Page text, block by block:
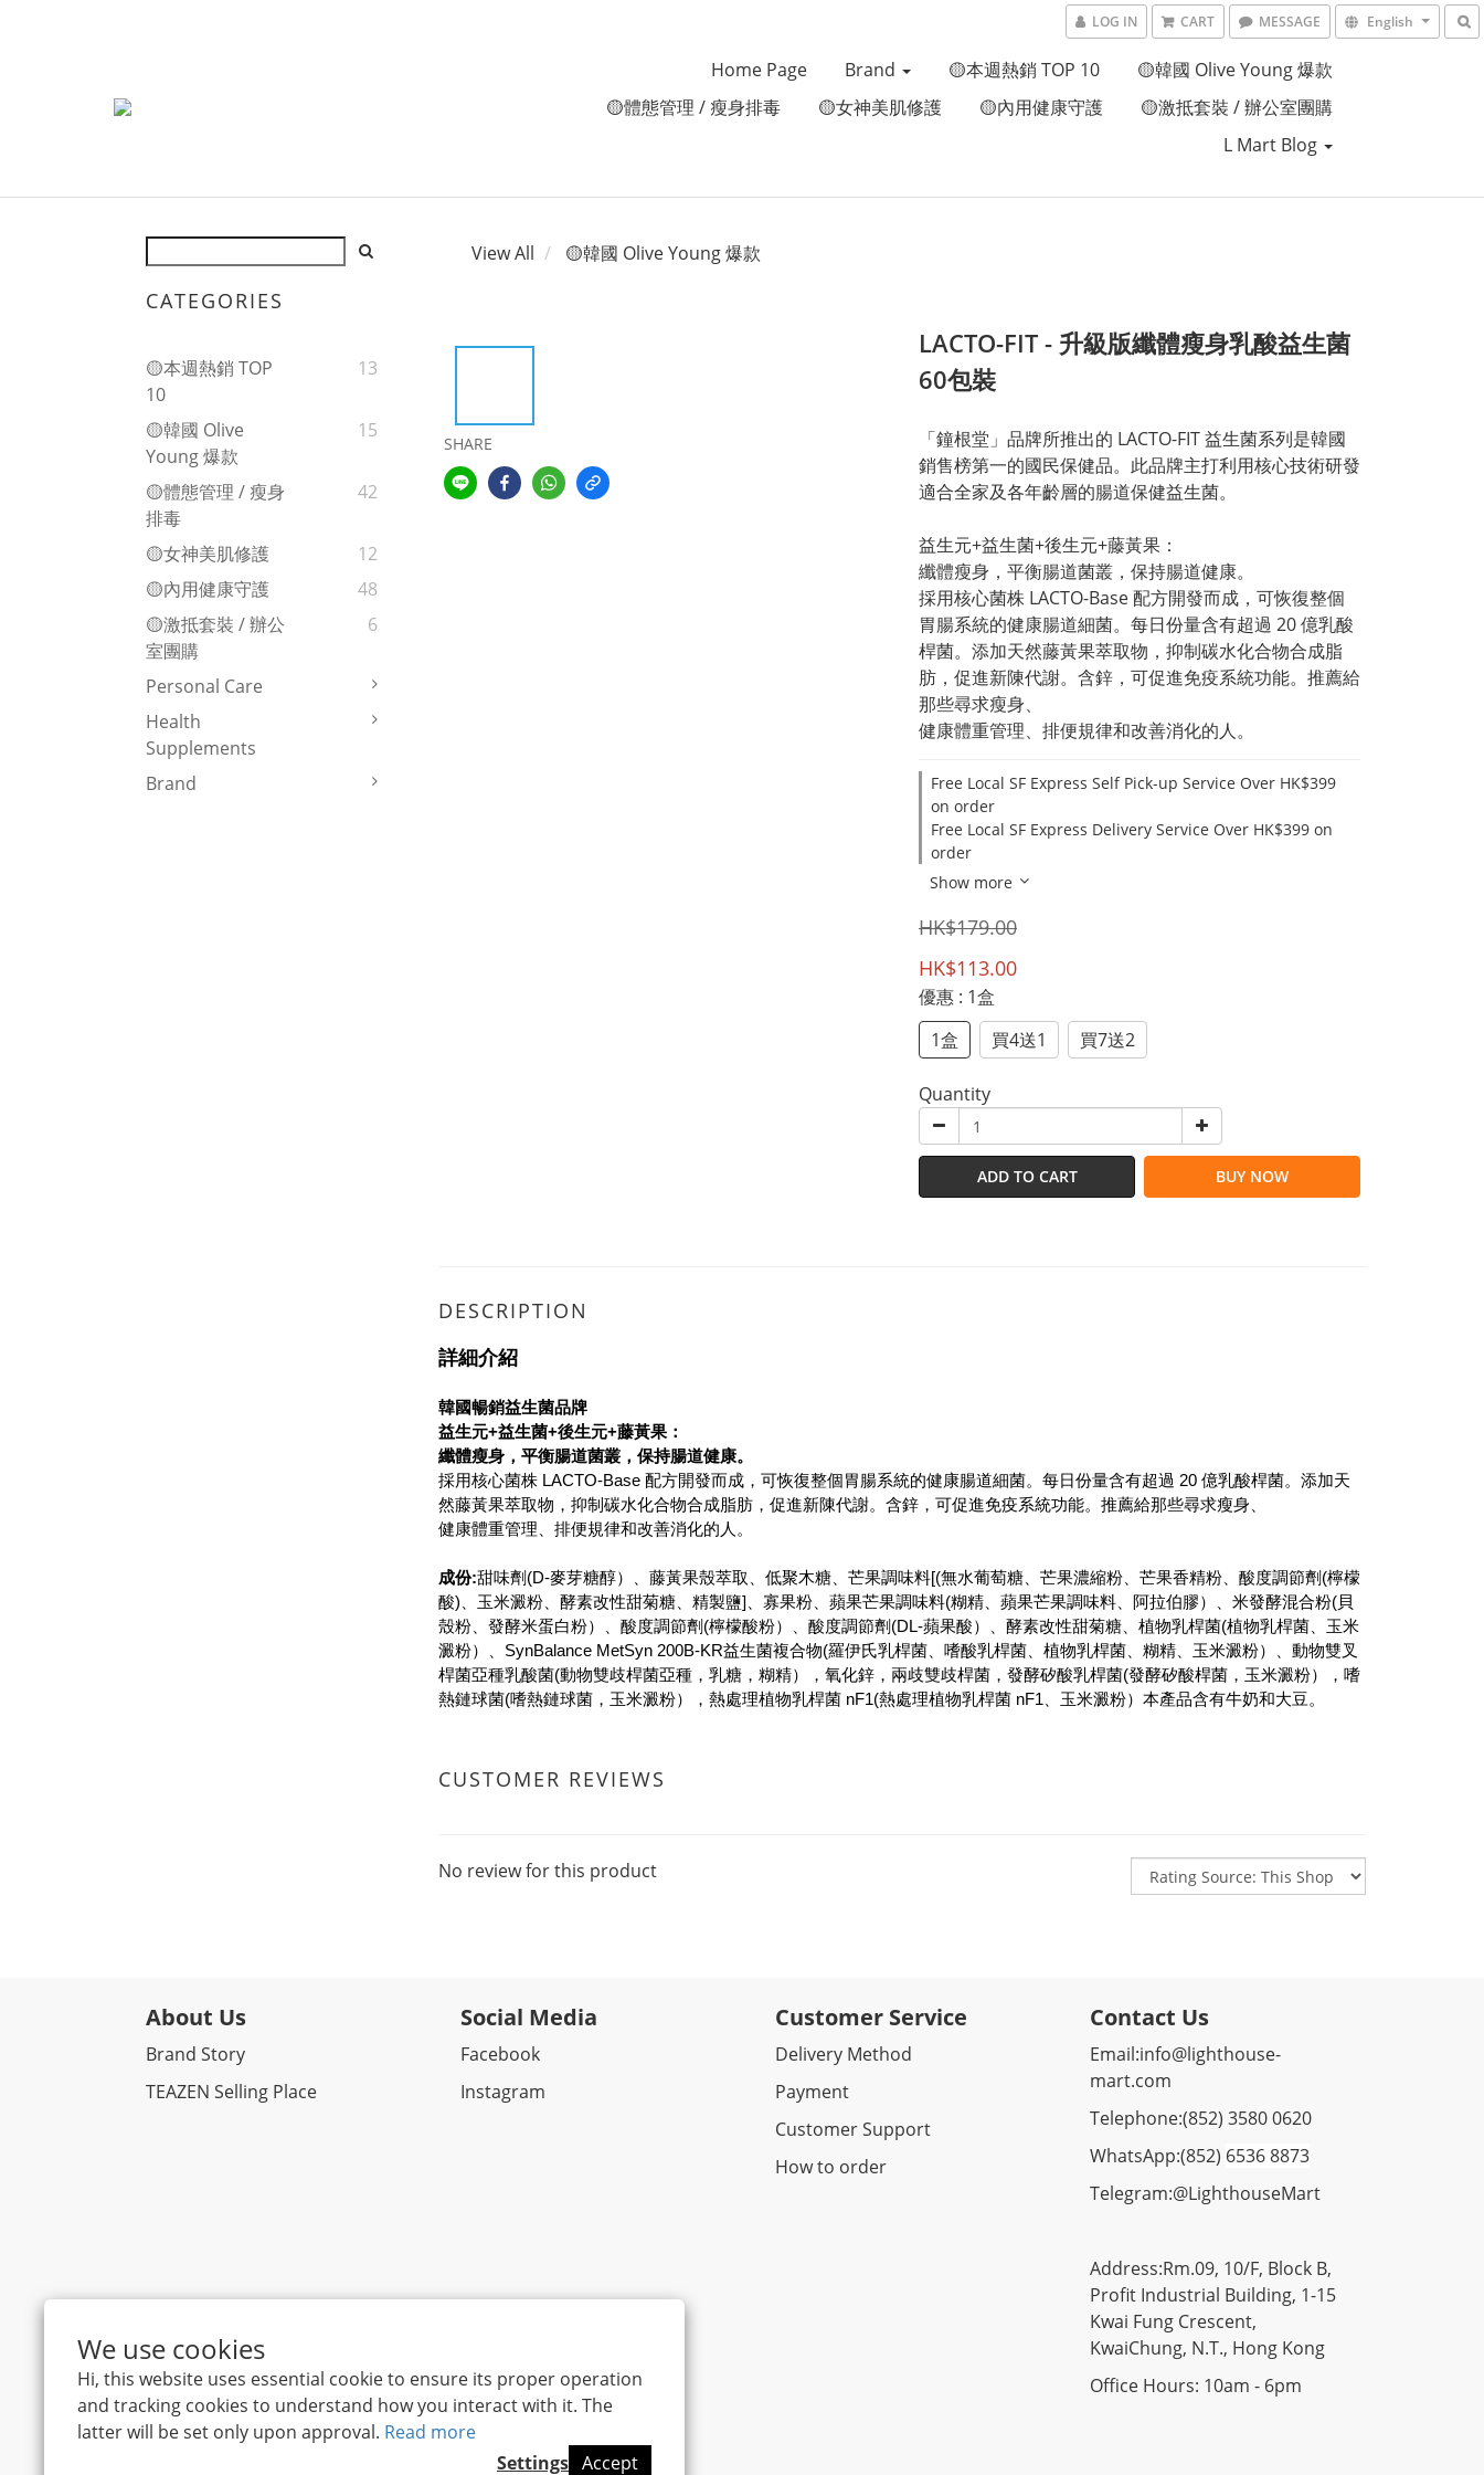
We use cookies
Hi, this website uses essential cookie to ensure its proper operation
and tracking cookies to understand how you interact with it. The
latter will be set only upon approval. Read more
Settings Accept
LOG IN CART MESSAGE English
Home Page Brand 🟡本週熱銷 TOP 10
🟡韓國 Olive Young 爆款
🟡體態管理 / 瘦身排毒
🟡女神美肌修護 🟡內用健康守護
🟡激抵套裝 / 辦公室團購
L Mart Blog
CATEGORIES
🟡本週熱銷 TOP
10
13
🟡韓國 Olive
Young 爆款
15
🟡體態管理 / 瘦身
排毒
42
🟡女神美肌修護
12
🟡內用健康守護
48
🟡激抵套裝 / 辦公
室團購
6
Personal Care
Health
Supplements
Brand
View All 🟡韓國 Olive Young 爆款
SHARE
LACTO-FIT - 升級版纖體瘦身乳酸益生菌
60包裝
「鐘根堂」品牌所推出的 LACTO-FIT 益生菌系列是韓國
銷售榜第一的國民保健品。此品牌主打利用核心技術研發
適合全家及各年齡層的腸道保健益生菌。
益生元+益生菌+後生元+藤黃果：
纖體瘦身，平衡腸道菌叢，保持腸道健康。﻿
採用核心菌株 LACTO-Base 配方開發而成，可恢復整個
胃腸系統的健康腸道細菌。每日份量含有超過 20 億乳酸
桿菌。添加天然藤黃果萃取物，抑制碳水化合物合成脂
肪，促進新陳代謝。含鋅，可促進免疫系統功能。推薦給
那些尋求瘦身、
健康體重管理、排便規律和改善消化的人。
Free Local SF Express Self Pick-up Service Over HK$399
on order
Free Local SF Express Delivery Service Over HK$399 on
order
Show more
HK$179.00
HK$113.00
優惠 : 1盒
1盒
買4送1 買7送2
Quantity
ADD TO CART BUY NOW
DESCRIPTION
詳細介紹
韓國暢銷益生菌品牌
益生元+益生菌+後生元+藤黃果：
纖體瘦身，平衡腸道菌叢，保持腸道健康。
採用核心菌株 LACTO-Base 配方開發而成，可恢復整個胃腸系統的健康腸道細菌。每日份量含有超過 20 億乳酸桿菌。添加天
然藤黃果萃取物，抑制碳水化合物合成脂肪，促進新陳代謝。含鋅，可促進免疫系統功能。推薦給那些尋求瘦身、
健康體重管理、排便規律和改善消化的人。
成份:甜味劑(D-麥芽糖醇）、藤黃果殼萃取、低聚木糖、芒果調味料[(無水葡萄糖、芒果濃縮粉、芒果香精粉、酸度調節劑(檸檬
酸)、玉米澱粉、酵素改性甜菊糖、精製鹽]、寡果粉、蘋果芒果調味料(糊精、蘋果芒果調味料、阿拉伯膠）、米發酵混合粉(貝
殼粉、發酵米蛋白粉）、酸度調節劑(檸檬酸粉）、酸度調節劑(DL-蘋果酸）、酵素改性甜菊糖、植物乳桿菌(植物乳桿菌、玉米
澱粉）、SynBalance MetSyn 200B-KR益生菌複合物(羅伊氏乳桿菌、嗜酸乳桿菌、植物乳桿菌、糊精、玉米澱粉）、動物雙叉
桿菌亞種乳酸菌(動物雙歧桿菌亞種，乳糖，糊精），氧化鋅，兩歧雙歧桿菌，發酵矽酸乳桿菌(發酵矽酸桿菌，玉米澱粉），嗜
熱鏈球菌(嗜熱鏈球菌，玉米澱粉），熱處理植物乳桿菌 nF1(熱處理植物乳桿菌 nF1、玉米澱粉）本產品含有牛奶和大豆。
CUSTOMER REVIEWS
No review for this product
About Us
Brand Story
TEAZEN Selling Place
Social Media
Facebook​
Instagram
Customer Service
Delivery Method
Payment
Customer Support
How to order
Contact Us
Email:info@lighthouse-
mart.com
Telephone:(852) 3580 0620
WhatsApp:(852) 6536 8873
Telegram:@LighthouseMart
Address:Rm.09, 10/F, Block B,
Profit Industrial Building, 1-15
Kwai Fung Crescent,
KwaiChung, N.T., Hong Kong
Office Hours: 10am - 6pm